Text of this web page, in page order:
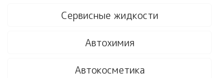
Сервисные жидкости
Автохимия
Автокосметика